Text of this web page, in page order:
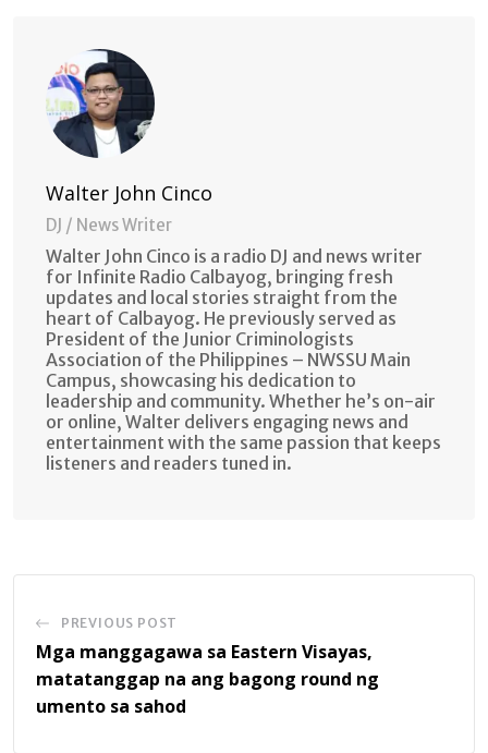
Walter John Cinco
DJ / News Writer
Walter John Cinco is a radio DJ and news writer
for Infinite Radio Calbayog, bringing fresh
updates and local stories straight from the
heart of Calbayog. He previously served as
President of the Junior Criminologists
Association of the Philippines – NWSSU Main
Campus, showcasing his dedication to
leadership and community. Whether he’s on-air
or online, Walter delivers engaging news and
entertainment with the same passion that keeps
listeners and readers tuned in.
PREVIOUS POST
Mga manggagawa sa Eastern Visayas,
matatanggap na ang bagong round ng
umento sa sahod